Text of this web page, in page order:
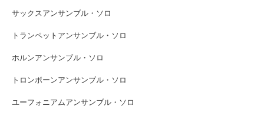
サックスアンサンブル・ソロ
トランペットアンサンブル・ソロ
ホルンアンサンブル・ソロ
トロンボーンアンサンブル・ソロ
ユーフォニアムアンサンブル・ソロ